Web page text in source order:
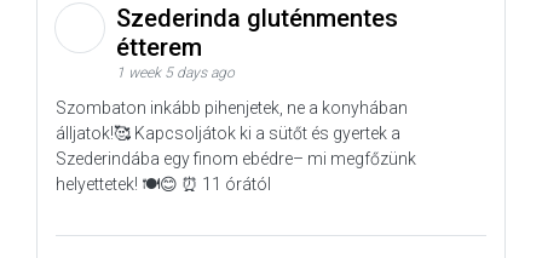
Szederinda gluténmentes
étterem
1 week 5 days ago
Szombaton inkább pihenjetek, ne a konyhában
álljatok!🥰 Kapcsoljátok ki a sütőt és gyertek a
Szederindába egy finom ebédre– mi megfőzünk
helyettetek! 🍽️😊 ⏰ 11 órától